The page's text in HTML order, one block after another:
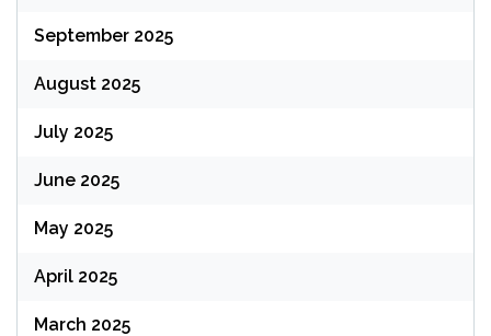
September 2025
August 2025
July 2025
June 2025
May 2025
April 2025
March 2025